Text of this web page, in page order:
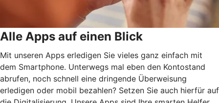
Alle Apps auf einen Blick
Mit unseren Apps erledigen Sie vieles ganz einfach mit
dem Smartphone. Unterwegs mal eben den Kontostand
abrufen, noch schnell eine dringende Überweisung
erledigen oder mobil bezahlen? Setzen Sie auch hierfür auf